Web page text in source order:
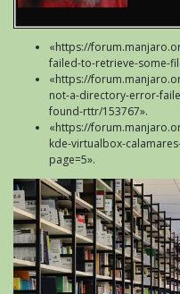
«https://
failed-to-retrieve-some-
«https://
not-a-directory-error-
found-rttr/153767».
«https://
kde-virtualbox-
page=5».